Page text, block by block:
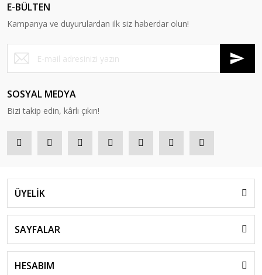
E-BÜLTEN
Kampanya ve duyurulardan ilk siz haberdar olun!
SOSYAL MEDYA
Bizi takip edin, kârlı çıkın!
ÜYELİK
SAYFALAR
HESABIM